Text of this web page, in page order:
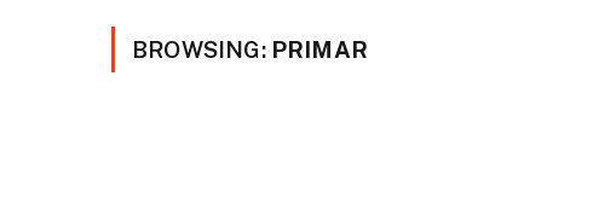
BROWSING: PRIMAR